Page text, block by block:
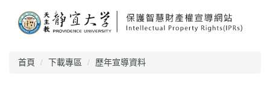
首頁 下載專區 歷年宣導資料